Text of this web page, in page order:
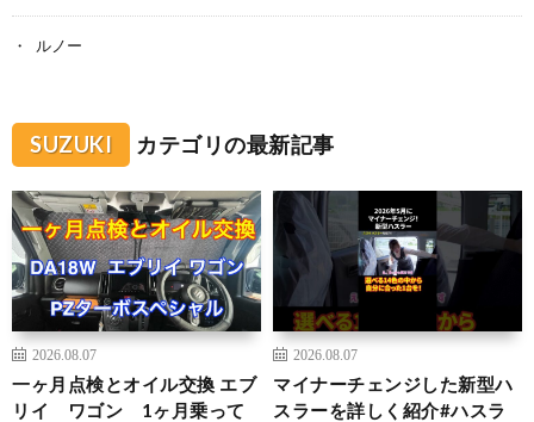
ルノー
SUZUKI カテゴリの最新記事
2026.08.07
一ヶ月点検とオイル交換 エブ
リイ ワゴン 1ヶ月乗って
2026.08.07
マイナーチェンジした新型ハ
スラーを詳しく紹介#ハスラ